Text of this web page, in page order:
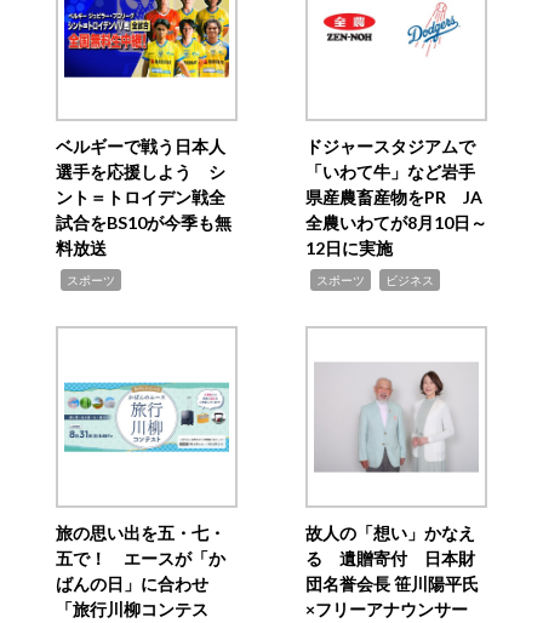
ベルギーで戦う日本人
選手を応援しよう シ
ント＝トロイデン戦全
試合をBS10が今季も無
料放送
スポーツ
ドジャースタジアムで
「いわて牛」など岩手
県産農畜産物をPR JA
全農いわてが8月10日～
12日に実施
スポーツ ビジネス
旅の思い出を五・七・
五で！ エースが「か
ばんの日」に合わせ
「旅行川柳コンテス
故人の「想い」かなえ
る 遺贈寄付 日本財
団名誉会長 笹川陽平氏
×フリーアナウンサー